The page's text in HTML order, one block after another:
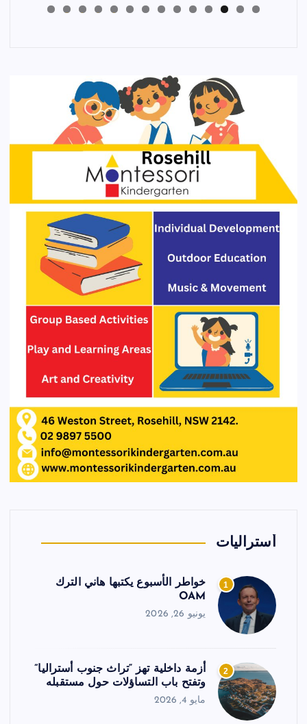
أستراليات
1
خواطر الأسبوع يكتبها هاني الترك
OAM
يونيو 26, 2026
2
أزمة داخلية تهز “تراث جنوب أستراليا”
وتفتح باب التساؤلات حول مستقبله
مايو 4, 2026